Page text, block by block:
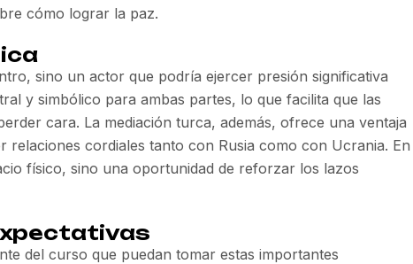
cómo lograr la paz.
sino un actor que podría ejercer presión significativa
y simbólico para ambas partes, lo que facilita que las
cara. La mediación turca, además, ofrece una ventaja
relaciones cordiales tanto con Rusia como con Ucrania. En
físico, sino una oportunidad de reforzar los lazos
del curso que puedan tomar estas importantes